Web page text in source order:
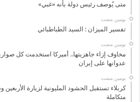
متى يُوصف رئيس دولة بأنه «غبي»
‏يومين مضت
تفسير الميزان : السيد الطباطبائي
‏يومين مضت
مخاوف إزاء جاهزيتها.. أميركا استخدمت كل
عدوانها على إيران
‏يومين مضت
كربلاء تستقبل الحشود المليونية لزيارة
متكاملة